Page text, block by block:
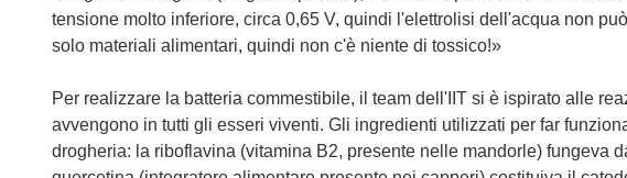
u
n
u
o
v
n
u
a
n
u
o
i
n
n
a
n
u
a
p
e
i
n
tensione molto inferiore, circa 0,65 V, quindi l'elettrolisi dell'acqua non
solo materiali alimentari, quindi non c'è niente di tossico!»
Per realizzare la batteria commestibile, il team dell'IIT si è ispirato alle
avvengono in tutti gli esseri viventi. Gli ingredienti utilizzati per far
drogheria: la riboflavina (vitamina B2, presente nelle mandorle) fungeva